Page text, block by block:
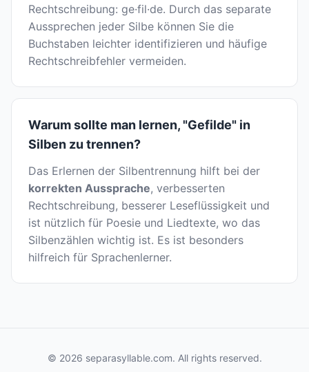
Rechtschreibung: ge·fil·de. Durch das separate
Aussprechen jeder Silbe können Sie die
Buchstaben leichter identifizieren und häufige
Rechtschreibfehler vermeiden.
Warum sollte man lernen, "Gefilde" in
Silben zu trennen?
Das Erlernen der Silbentrennung hilft bei der
korrekten Aussprache, verbesserten
Rechtschreibung, besserer Leseflüssigkeit und
ist nützlich für Poesie und Liedtexte, wo das
Silbenzählen wichtig ist. Es ist besonders
hilfreich für Sprachenlerner.
© 2026 separasyllable.com. All rights reserved.